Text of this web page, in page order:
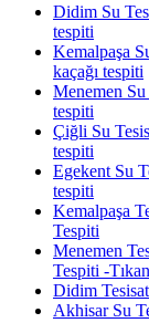
Didim Su
tespiti
Kemalpaşa
kaçağı tespiti
Menemen Su
tespiti
Çiğli Su
tespiti
Egekent Su
tespiti
Kemalpaşa
Tespiti
Menemen
Tespiti -
Didim
Akhisar Su